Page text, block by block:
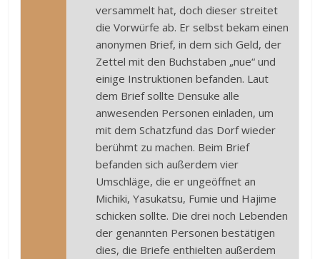
versammelt hat, doch dieser streitet
die Vorwürfe ab. Er selbst bekam einen
anonymen Brief, in dem sich Geld, der
Zettel mit den Buchstaben „nue“ und
einige Instruktionen befanden. Laut
dem Brief sollte Densuke alle
anwesenden Personen einladen, um
mit dem Schatzfund das Dorf wieder
berühmt zu machen. Beim Brief
befanden sich außerdem vier
Umschläge, die er ungeöffnet an
Michiki, Yasukatsu, Fumie und Hajime
schicken sollte. Die drei noch Lebenden
der genannten Personen bestätigen
dies, die Briefe enthielten außerdem